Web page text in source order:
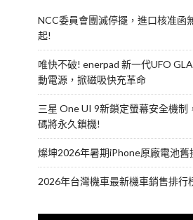
NCC委員會團滅停擺，進口核准函
起!
唯快不破! enerpad 新一代UFO
動電源，掀磁吸快充革命
三星 One UI 9新鎖定螢幕安全機制
碼將永久鎖機!
燦坤2026年暑期iPhone原廠電池舊
2026年台灣機車最新機車銷售排行